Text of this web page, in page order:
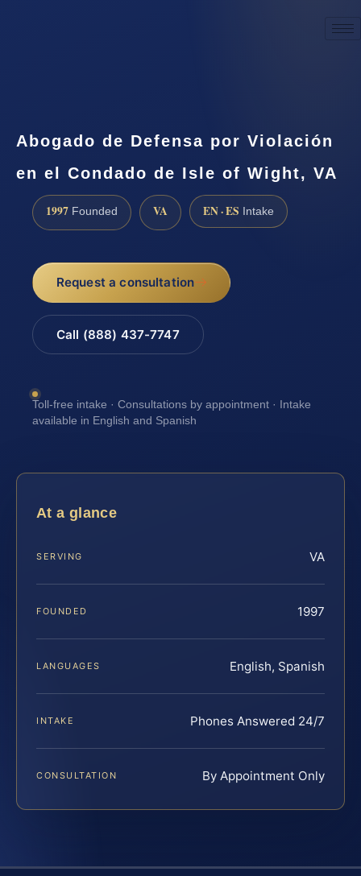
Abogado de Defensa por Violación
en el Condado de Isle of Wight, VA
1997 Founded VA EN · ES Intake
Request a consultation
Call (888) 437-7747
Toll-free intake · Consultations by appointment · Intake
available in English and Spanish
At a glance
SERVING VA
FOUNDED 1997
LANGUAGES English, Spanish
INTAKE Phones Answered 24/7
CONSULTATION By Appointment Only